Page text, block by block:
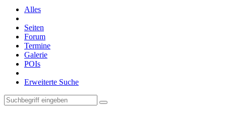
Alles
Seiten
Forum
Termine
Galerie
POIs
Erweiterte Suche